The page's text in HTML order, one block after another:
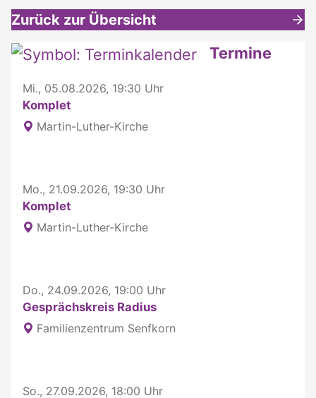
Zurück zur Übersicht
Weitere interessante Inhalte Termine
Mi., 05.08.2026, 19:30 Uhr
Komplet
Martin-Luther-Kirche
Mo., 21.09.2026, 19:30 Uhr
Komplet
Martin-Luther-Kirche
Do., 24.09.2026, 19:00 Uhr
Gesprächskreis Radius
Familienzentrum Senfkorn
So., 27.09.2026, 18:00 Uhr